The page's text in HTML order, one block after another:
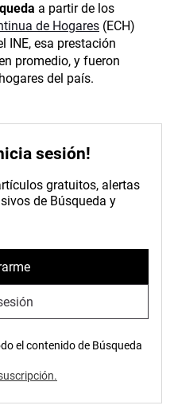
a partir de los
de Hogares (ECH)
INE, esa prestación
promedio, y fueron
del país.
sesión!
gratuitos, alertas
de Búsqueda y
el contenido de Búsqueda